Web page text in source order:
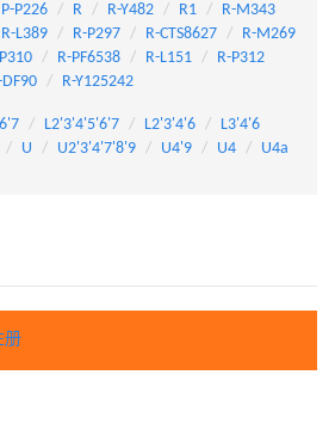
P-P226 R R-Y482 R1
R-M343
R-L389 R-P297 R-CTS8627
R-M269
R-PF6538 R-L151
R-P312
DF90 R-Y125242
L2'3'4'5'6'7 L2'3'4'6
L3'4'6
U U2'3'4'7'8'9 U4'9 U4
U4a
册